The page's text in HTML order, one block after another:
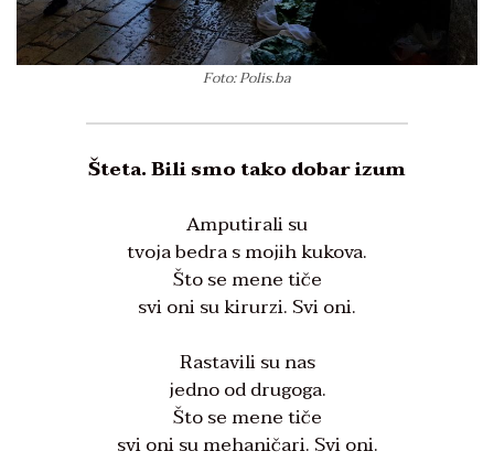
Foto: Polis.ba
Šteta. Bili smo tako dobar izum
Amputirali su
tvoja bedra s mojih kukova.
Što se mene tiče
svi oni su kirurzi. Svi oni.
Rastavili su nas
jedno od drugoga.
Što se mene tiče
svi oni su mehaničari. Svi oni.